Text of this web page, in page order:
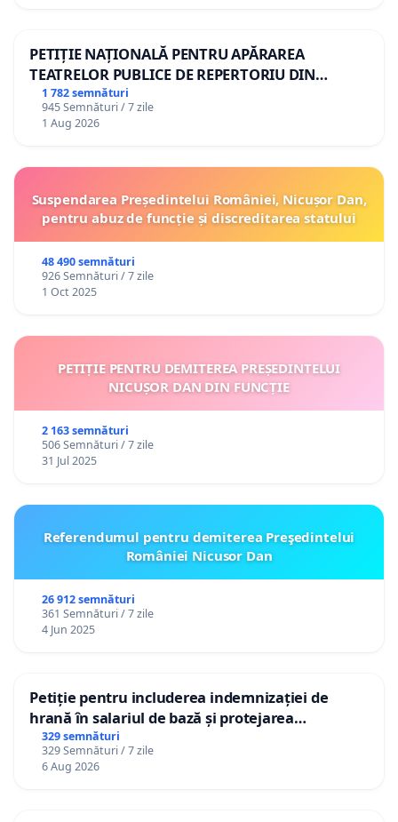
PETIȚIE NAȚIONALĂ PENTRU APĂRAREA
TEATRELOR PUBLICE DE REPERTORIU DIN
ROMÂNIA
1 782 semnături
945 Semnături / 7 zile
1 Aug 2026
Suspendarea Președintelui României, Nicușor Dan,
pentru abuz de funcție și discreditarea statului
48 490 semnături
926 Semnături / 7 zile
1 Oct 2025
PETIȚIE PENTRU DEMITEREA PREȘEDINTELUI
NICUȘOR DAN DIN FUNCȚIE
2 163 semnături
506 Semnături / 7 zile
31 Jul 2025
Referendumul pentru demiterea Preşedintelui
României Nicusor Dan
26 912 semnături
361 Semnături / 7 zile
4 Jun 2025
Petiție pentru includerea indemnizației de
hrană în salariul de bază și protejarea
gradațiilor de vechime pentru asistenții
personali
329 semnături
329 Semnături / 7 zile
6 Aug 2026